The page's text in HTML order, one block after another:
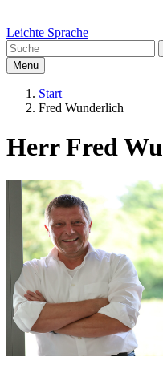
Leichte Sprache
Menu
Start
Fred Wunderlich
Herr Fred